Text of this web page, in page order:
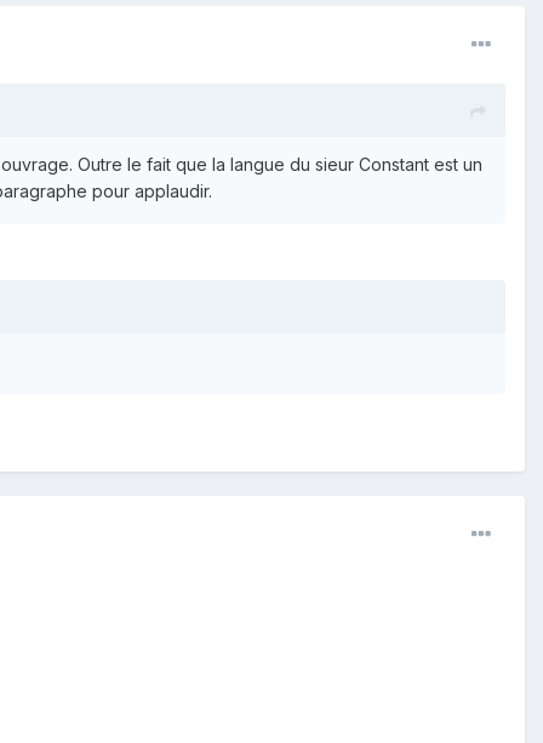
Outre le fait que la langue du sieur Constant est un
pour applaudir.